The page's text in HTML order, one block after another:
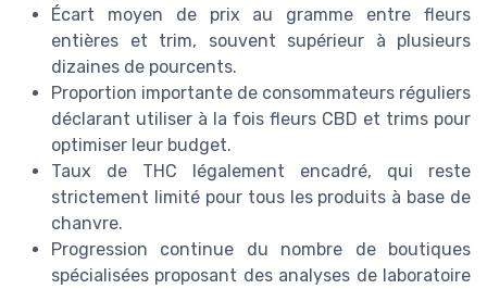
Écart moyen de prix au gramme entre fleurs
entières et trim, souvent supérieur à plusieurs
dizaines de pourcents.
Proportion importante de consommateurs réguliers
déclarant utiliser à la fois fleurs CBD et trims pour
optimiser leur budget.
Taux de THC légalement encadré, qui reste
strictement limité pour tous les produits à base de
chanvre.
Progression continue du nombre de boutiques
spécialisées proposant des analyses de laboratoire